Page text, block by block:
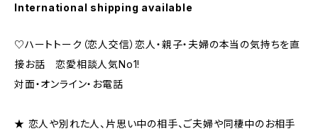
International shipping available
♡ハートトーク（恋人交信）恋人・親子・夫婦の本当の気持ちを直
接お話 恋愛相談人気No1!
対面・オンライン・お電話
★ 恋人や別れた人、片思い中の相手、ご夫婦や同棲中のお相手